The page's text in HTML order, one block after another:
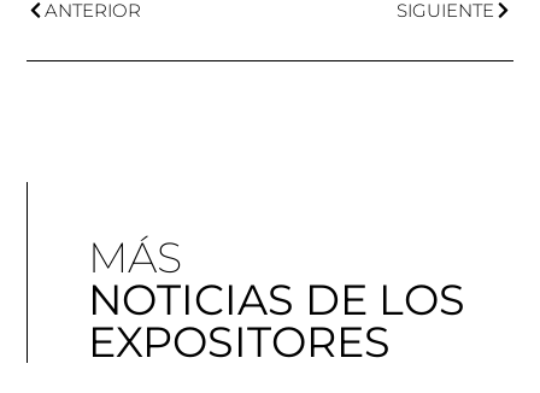
ANTERIOR SIGUIENTE
MÁS
NOTICIAS DE LOS
EXPOSITORES